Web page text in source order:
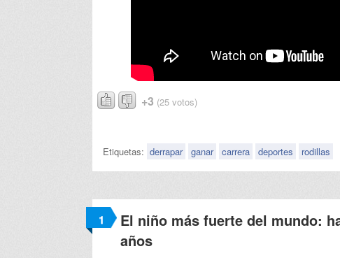
+3 (25 votos)
Etiquetas: derrapar ganar carrera deportes rodillas
1
El niño más fuerte del mundo:
años